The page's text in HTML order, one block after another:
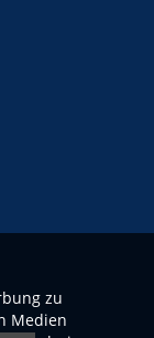
zu
Medien